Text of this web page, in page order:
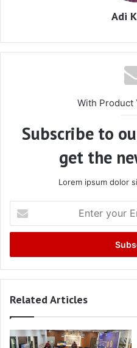
Adi
With Product
Subscribe to
get the
Lorem ipsum dolor
your
Email
Related Articles